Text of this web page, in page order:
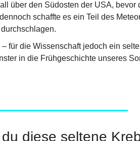
über den Südosten der USA, bevor
schaffte es ein Teil des
für die Wissenschaft jedoch ein
in die Frühgeschichte unseres
diese seltene